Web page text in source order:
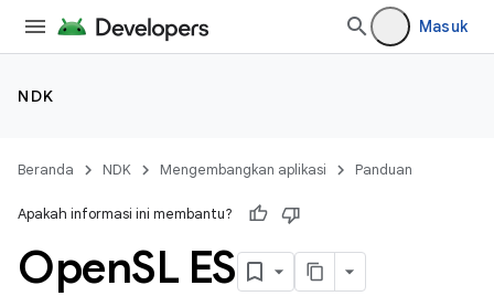
Masuk
NDK
Beranda NDK Mengembangkan aplikasi Panduan
Apakah informasi ini membantu?
OpenSL ES